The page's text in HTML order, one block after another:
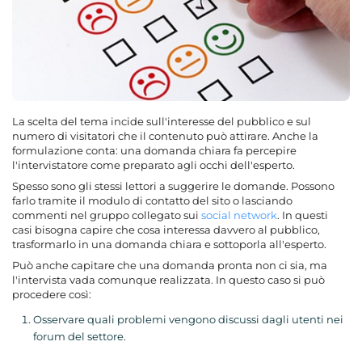
La scelta del tema incide sull'interesse del pubblico e sul
numero di visitatori che il contenuto può attirare. Anche la
formulazione conta: una domanda chiara fa percepire
l'intervistatore come preparato agli occhi dell'esperto.
Spesso sono gli stessi lettori a suggerire le domande. Possono
farlo tramite il modulo di contatto del sito o lasciando
commenti nel gruppo collegato sui social network. In questi
casi bisogna capire che cosa interessa davvero al pubblico,
trasformarlo in una domanda chiara e sottoporla all'esperto.
Può anche capitare che una domanda pronta non ci sia, ma
l'intervista vada comunque realizzata. In questo caso si può
procedere così:
Osservare quali problemi vengono discussi dagli utenti nei
forum del settore.